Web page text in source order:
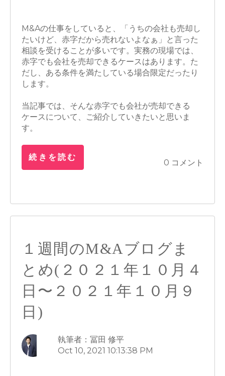
M&Aの仕事をしていると、「うちの会社も売却し
たいけど、赤字だから売れないよなぁ」と言った
相談を受けることが多いです。実務の現場では、
赤字でも会社を売却できるケースはあります。た
だし、ある条件を満たしている場合限定だったり
します。
当記事では、そんな赤字でも会社が売却できる
ケースについて、ご紹介していきたいと思いま
す。
続きを読む
0 コメント
１週間のM&Aブログま
とめ(２０２１年１０月４
日〜２０２１年１０月９
日)
執筆者：冨田 修平
Oct 10, 2021 10:13:38 PM